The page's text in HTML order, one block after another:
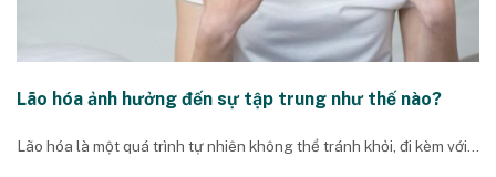
Lão hóa ảnh hưởng đến sự tập trung như thế nào?
Lão hóa là một quá trình tự nhiên không thể tránh khỏi, đi kèm với...